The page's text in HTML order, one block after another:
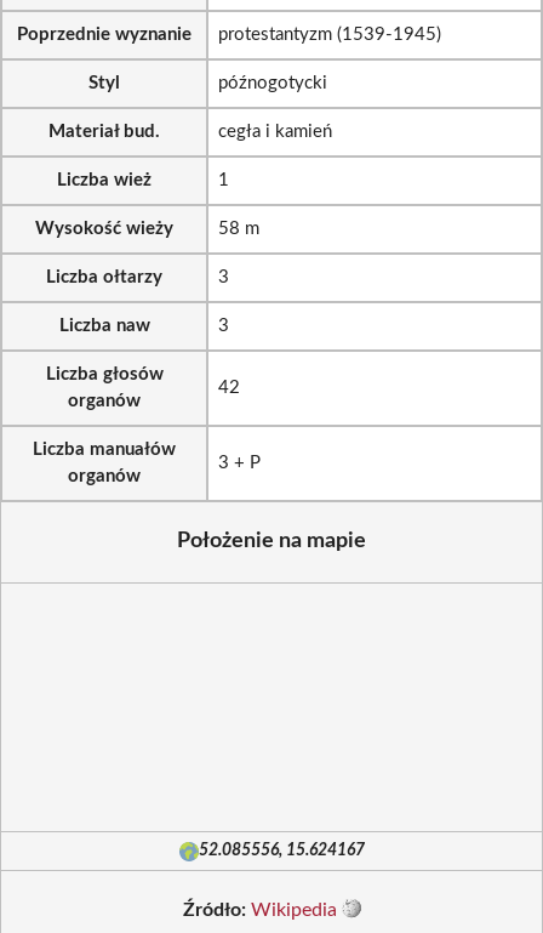
Poprzednie wyznanie protestantyzm (1539-1945)
Styl późnogotycki
Materiał bud. cegła i kamień
Liczba wież 1
Wysokość wieży 58 m
Liczba ołtarzy 3
Liczba naw 3
Liczba głosów
organów
42
Liczba manuałów
organów
3 + P
Położenie na mapie
52.085556, 15.624167
Źródło: Wikipedia